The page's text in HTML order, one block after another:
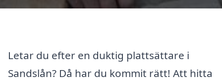
Letar du efter en duktig plattsättare i
Sandslån? Då har du kommit rätt! Att hitta